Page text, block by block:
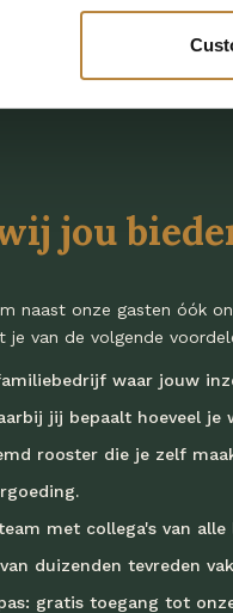
jou
naast onze gasten óók
je van de volgende
waar jouw
jij bepaalt hoeveel
rooster die je zelf
met collega's van alle
duizenden tevreden
gratis toegang tot